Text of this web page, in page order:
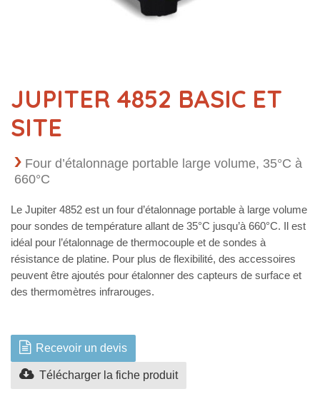
JUPITER 4852 BASIC ET
SITE
Four d’étalonnage portable large volume, 35°C à
660°C
Le Jupiter 4852 est un four d’étalonnage portable à large volume
pour sondes de température allant de 35°C jusqu’à 660°C. Il est
idéal pour l’étalonnage de thermocouple et de sondes à
résistance de platine. Pour plus de flexibilité, des accessoires
peuvent être ajoutés pour étalonner des capteurs de surface et
des thermomètres infrarouges.
Recevoir un devis
Télécharger la fiche produit